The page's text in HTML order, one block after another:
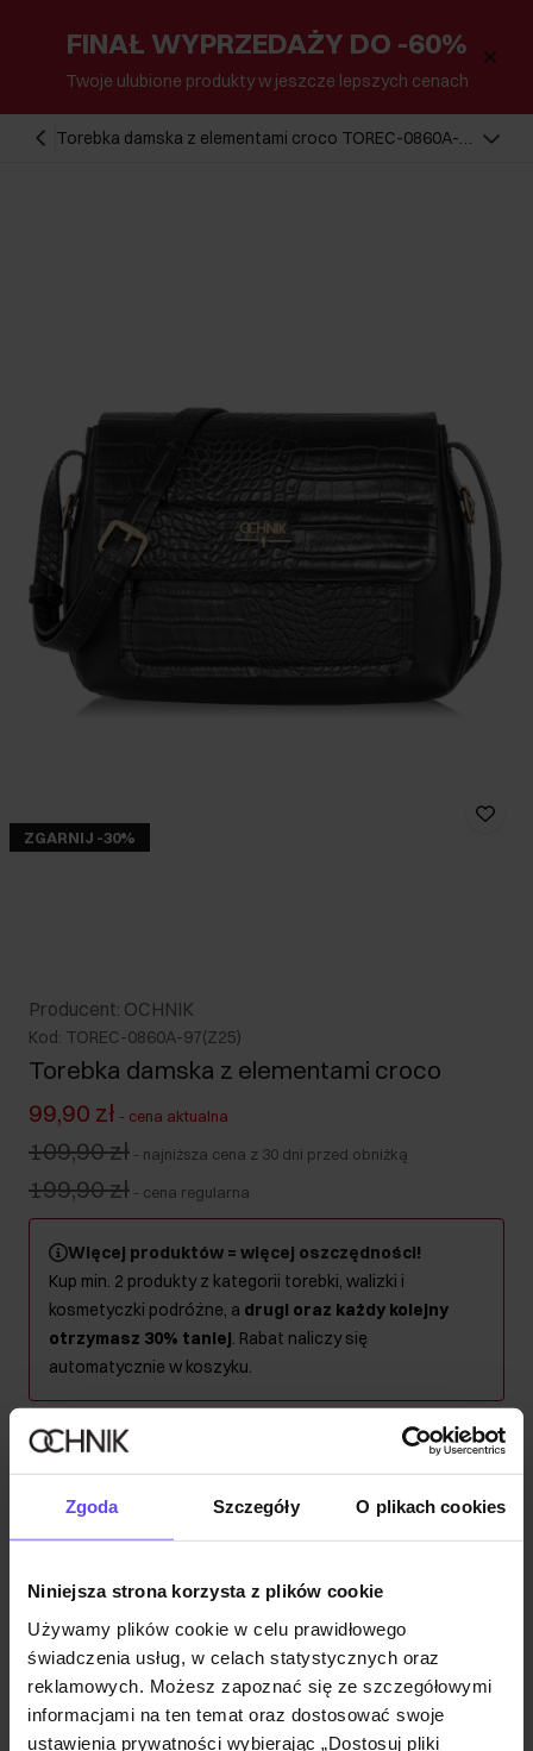
Zgoda Szczegóły O plikach cookies
Niniejsza strona korzysta z plików cookie
Używamy plików cookie w celu prawidłowego
świadczenia usług, w celach statystycznych oraz
reklamowych. Możesz zapoznać się ze szczegółowymi
informacjami na ten temat oraz dostosować swoje
ustawienia prywatności wybierając „Dostosuj pliki
FINAŁ WYPRZEDAŻY DO -60%
Twoje ulubione produkty w jeszcze lepszych cenach
Torebka damska z elementami croco TOREC-0860A-
ZGARNIJ -30%
Producent: OCHNIK
Kod: TOREC-0860A-97(Z25)
Torebka damska z elementami croco
99,90 zł - cena aktualna
109,90 zł - najniższa cena z 30 dni przed obniżką
199,90 zł - cena regularna
Więcej produktów = więcej oszczędności!
Kup min. 2 produkty z kategorii torebki, walizki i
kosmetyczki podróżne, a drugi oraz każdy kolejny
otrzymasz 30% taniej. Rabat naliczy się
automatycznie w koszyku.
Opis produktu
Szczegóły
Skład i wymiary
Opinie